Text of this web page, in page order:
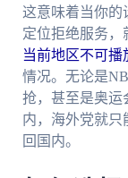
这意味着当你的
定位拒绝服务，
当前地区不可播
情况。无论是
抢，甚至是奥运
内，海外党就
回国内。